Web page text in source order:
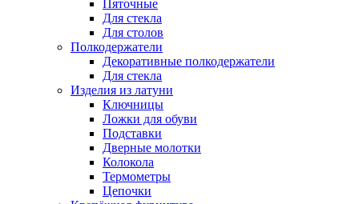
Пяточные
Для стекла
Для столов
Полкодержатели
Декоративные полкодержатели
Для стекла
Изделия из латуни
Ключницы
Ложки для обуви
Подставки
Дверные молотки
Колокола
Термометры
Цепочки